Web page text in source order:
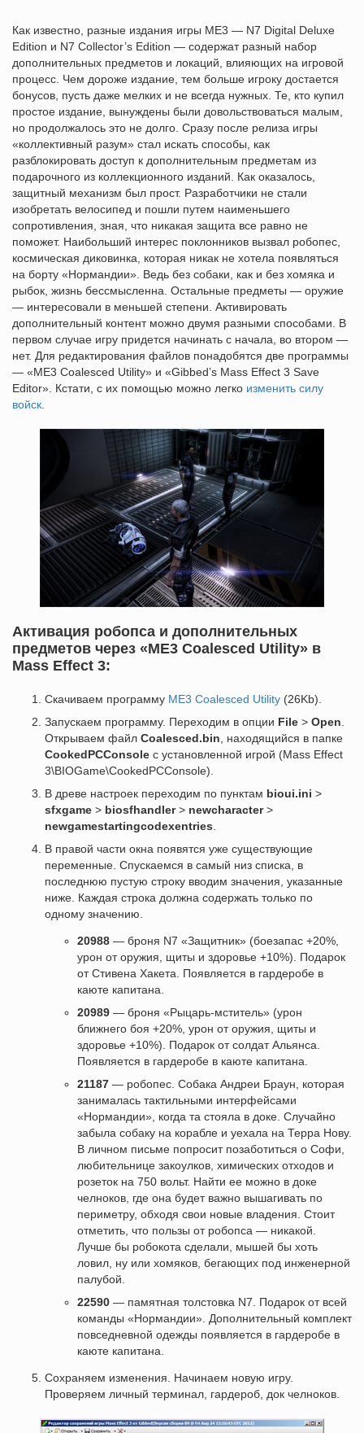
Как известно, разные издания игры ME3 — N7 Digital Deluxe
Edition и N7 Collector’s Edition — содержат разный набор
дополнительных предметов и локаций, влияющих на игровой
процесс. Чем дороже издание, тем больше игроку достается
бонусов, пусть даже мелких и не всегда нужных. Те, кто купил
простое издание, вынуждены были довольствоваться малым,
но продолжалось это не долго. Сразу после релиза игры
«коллективный разум» стал искать способы, как
разблокировать доступ к дополнительным предметам из
подарочного из коллекционного изданий. Как оказалось,
защитный механизм был прост. Разработчики не стали
изобретать велосипед и пошли путем наименьшего
сопротивления, зная, что никакая защита все равно не
поможет. Наибольший интерес поклонников вызвал робопес,
космическая диковинка, которая никак не хотела появляться
на борту «Нормандии». Ведь без собаки, как и без хомяка и
рыбок, жизнь бессмысленна. Остальные предметы — оружие
— интересовали в меньшей степени. Активировать
дополнительный контент можно двумя разными способами. В
первом случае игру придется начинать с начала, во втором —
нет. Для редактирования файлов понадобятся две программы
— «ME3 Coalesced Utility» и «Gibbed’s Mass Effect 3 Save
Editor». Кстати, с их помощью можно легко изменить силу
войск
Активация робопса и дополнительных
предметов через «ME3 Coalesced Utility» в
Mass Effect 3:
Скачиваем программу ME3 Coalesced Utility (26Kb).
Запускаем программу. Переходим в опции File > Open
Открываем файл Coalesced.bin , находящийся в папке
CookedPCConsole с установленной игрой (Mass Effect
3\BIOGame\CookedPCConsole).
В древе настроек переходим по пунктам bioui.ini >
sfxgame > biosfhandler> newcharacter>
newgamestartingcodexentries
В правой части окна появятся уже существующие
переменные. Спускаемся в самый низ списка, в
последнюю пустую строку вводим значения, указанные
ниже. Каждая строка должна содержать только по
одному значению.
20988 — броня N7 «Защитник» (боезапас +20%,
урон от оружия, щиты и здоровье +10%). Подарок
от Стивена Хакета. Появляется в гардеробе в
каюте капитана.
20989 — броня «Рыцарь-мститель» (урон
ближнего боя +20%, урон от оружия, щиты и
здоровье +10%). Подарок от солдат Альянса.
Появляется в гардеробе в каюте капитана.
21187 — робопес. Собака Андреи Браун, которая
занималась тактильными интерфейсами
«Нормандии», когда та стояла в доке. Случайно
забыла собаку на корабле и уехала на Терра Нову.
В личном письме попросит позаботиться о Софи,
любительнице закоулков, химических отходов и
розеток на 750 вольт. Найти ее можно в доке
челноков, где она будет важно вышагивать по
периметру, обходя свои новые владения. Стоит
отметить, что пользы от робопса — никакой.
Лучше бы робокота сделали, мышей бы хоть
ловил, ну или хомяков, бегающих под инженерной
палубой.
22590 — памятная толстовка N7. Подарок от всей
команды «Нормандии». Дополнительный комплект
повседневной одежды появляется в гардеробе в
каюте капитана.
Сохраняем изменения. Начинаем новую игру.
Проверяем личный терминал, гардероб, док челноков.